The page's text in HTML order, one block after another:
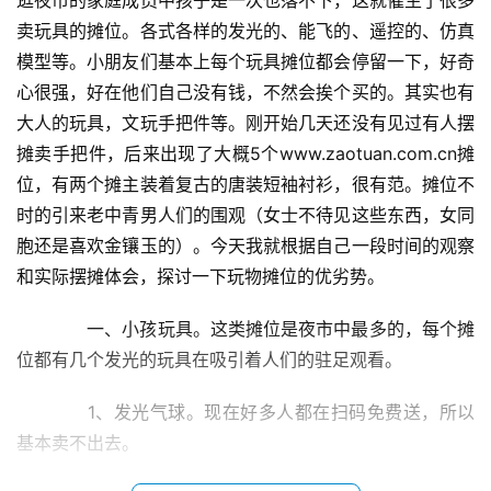
卖玩具的摊位。各式各样的发光的、能飞的、遥控的、仿真
模型等。小朋友们基本上每个玩具摊位都会停留一下，好奇
心很强，好在他们自己没有钱，不然会挨个买的。其实也有
大人的玩具，文玩手把件等。刚开始几天还没有见过有人摆
摊卖手把件，后来出现了大概5个www.zaotuan.com.cn摊
位，有两个摊主装着复古的唐装短袖衬衫，很有范。摊位不
时的引来老中青男人们的围观（女士不待见这些东西，女同
胞还是喜欢金镶玉的）。今天我就根据自己一段时间的观察
和实际摆摊体会，探讨一下玩物摊位的优劣势。
一、小孩玩具。这类摊位是夜市中最多的，每个摊
位都有几个发光的玩具在吸引着人们的驻足观看。
1、发光气球。现在好多人都在扫码免费送，所以
基本卖不出去。